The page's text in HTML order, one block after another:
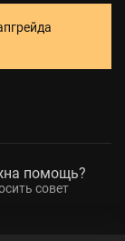
помощь?
совет